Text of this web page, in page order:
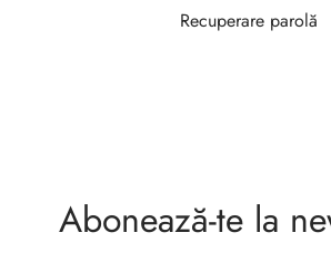
Recuperare parolă
Abonează-te la